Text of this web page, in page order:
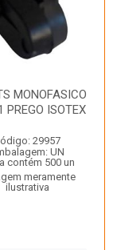
MONOFASICO
PREGO ISOTEX
29957
UN
contém 500 un
meramente
ilustrativa